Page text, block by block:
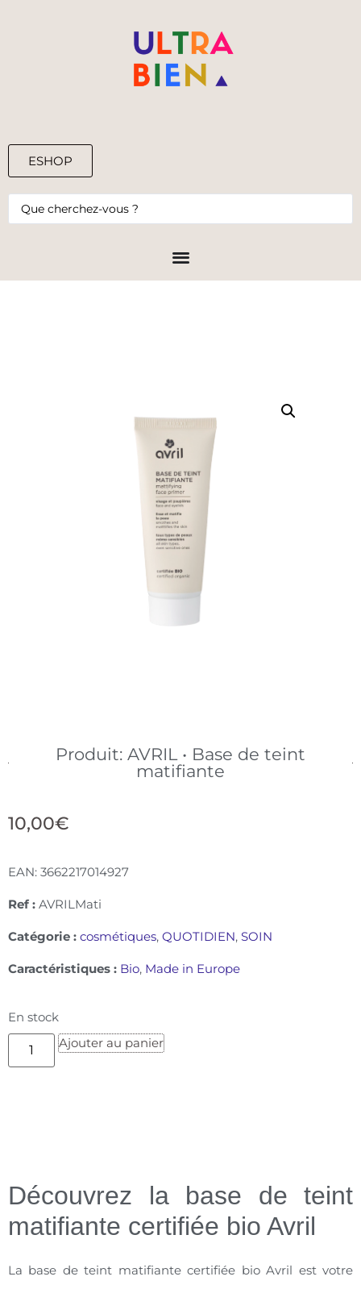
ESHOP
0,00€
Produit: AVRIL • Base de teint
matifiante
10,00€
EAN: 3662217014927
Ref : AVRILMati
Catégorie : cosmétiques, QUOTIDIEN, SOIN
Caractéristiques : Bio, Made in Europe
En stock
Ajouter au panier
Découvrez la base de teint
matifiante certifiée bio Avril
La base de teint matifiante certifiée bio Avril est votre